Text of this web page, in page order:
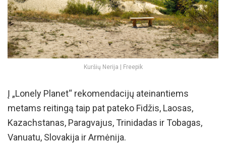
Kuršių Nerija | Freepik
Į „Lonely Planet“ rekomendacijų ateinantiems
metams reitingą taip pat pateko Fidžis, Laosas,
Kazachstanas, Paragvajus, Trinidadas ir Tobagas,
Vanuatu, Slovakija ir Armėnija.